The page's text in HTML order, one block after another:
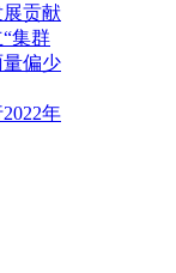
贡献
集群
偏少
年